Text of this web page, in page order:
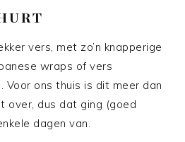
vers, met zo’n knapperige
wraps of vers
Voor ons thuis is dit meer dan
over, dus dat ging (goed
dagen van.